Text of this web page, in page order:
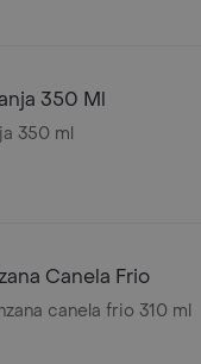
350 Ml
350 ml
Canela Frio
canela frio 310 ml